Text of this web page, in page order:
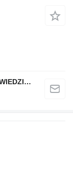
QINDITO SPÓŁKA Z OGRANICZONĄ ODPOWIEDZIALNOŚCIĄ